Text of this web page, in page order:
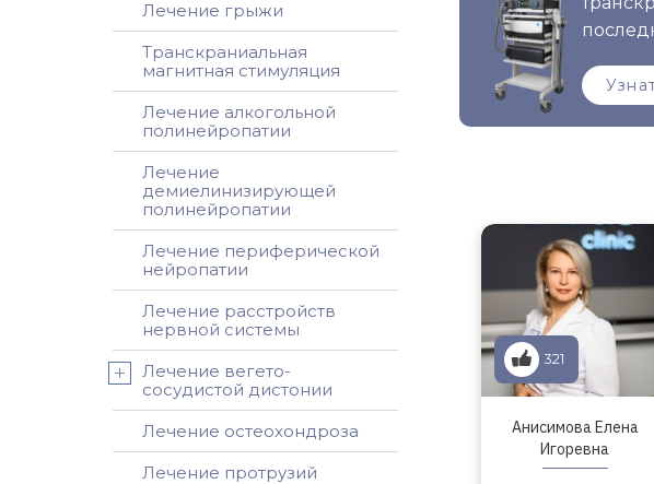
Лечение грыжи
Транскраниальная
магнитная стимуляция
Лечение алкогольной
полинейропатии
Лечение
демиелинизирующей
полинейропатии
Лечение периферической
нейропатии
Лечение расстройств
нервной системы
Лечение вегето-
сосудистой дистонии
Лечение остеохондроза
Лечение протрузий
321
Анисимова Елена
Игоревна